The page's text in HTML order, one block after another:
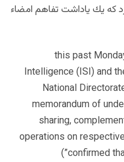
كه يك ياداشت تفاهم امضاء
” this past
Intelligence (ISI) and
National
memorandum of
sharing,
operations on
confirmed